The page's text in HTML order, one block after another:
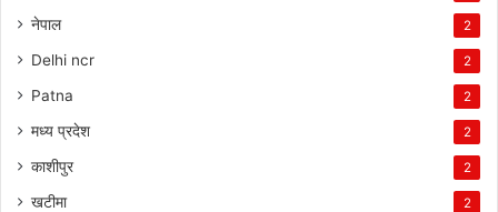
नेपाल 2
Delhi ncr 2
Patna 2
मध्य प्रदेश 2
काशीपुर 2
खटीमा 2